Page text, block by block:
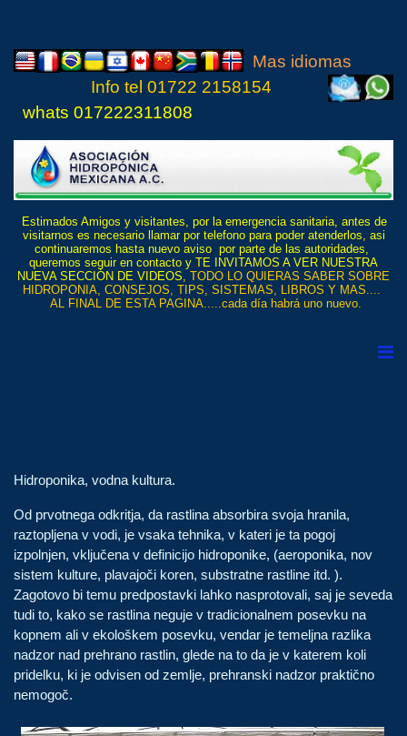
Mas idiomas
Info tel 01722 2158154
whats 017222311808
Estimados Amigos y visitantes, por la emergencia sanitaria, antes de
visitarnos es necesario llamar por telefono para poder atenderlos, asi
continuaremos hasta nuevo aviso por parte de las autoridades,
queremos seguir en contacto y TE INVITAMOS A VER NUESTRA
NUEVA SECCIÓN DE VIDEOS, TODO LO QUIERAS SABER SOBRE
HIDROPONIA, CONSEJOS, TIPS, SISTEMAS, LIBROS Y MAS....
AL FINAL DE ESTA PAGINA.....cada día habrá uno nuevo.
Hidroponika, vodna kultura.
Od prvotnega odkritja, da rastlina absorbira svoja hranila,
raztopljena v vodi, je vsaka tehnika, v kateri je ta pogoj
izpolnjen, vključena v definicijo hidroponike, (aeroponika, nov
sistem kulture, plavajoči koren, substratne rastline itd. ).
Zagotovo bi temu predpostavki lahko nasprotovali, saj je seveda
tudi to, kako se rastlina neguje v tradicionalnem posevku na
kopnem ali v ekološkem posevku, vendar je temeljna razlika
nadzor nad prehrano rastlin, glede na to da je v katerem koli
pridelku, ki je odvisen od zemlje, prehranski nadzor praktično
nemogoč.